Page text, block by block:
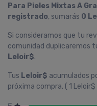
Para Pieles Mixtas A
registrado, sumarás 0
Si consideramos que tu
comunidad duplicaremos
Leloir$.
Tus Leloir$ acumulados
próxima compra. ( 1 Leloir$